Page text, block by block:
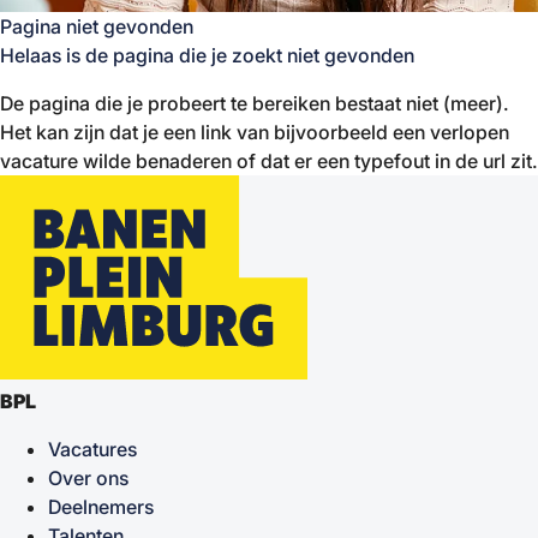
Pagina niet gevonden
Helaas is de pagina die je zoekt niet gevonden
De pagina die je probeert te bereiken bestaat niet (meer).
Het kan zijn dat je een link van bijvoorbeeld een verlopen
vacature wilde benaderen of dat er een typefout in de url zit.
BPL
Vacatures
Over ons
Deelnemers